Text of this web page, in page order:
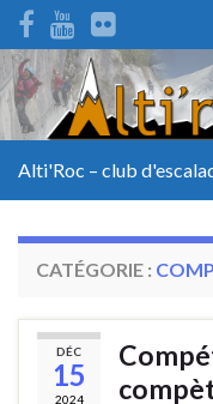
Alti'Roc – club
CATÉGORIE :
DÉC
15
2024